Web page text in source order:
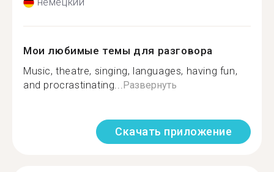
Мои любимые темы для разговора
Music, theatre, singing, languages, having fun,
and procrastinating...Развернуть
Скачать приложение